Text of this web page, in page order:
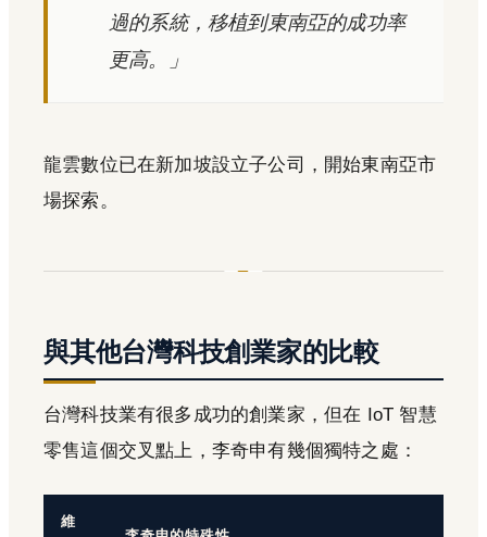
過的系統，移植到東南亞的成功率
更高。」
龍雲數位已在新加坡設立子公司，開始東南亞市
場探索。
與其他台灣科技創業家的比較
台灣科技業有很多成功的創業家，但在 IoT 智慧
零售這個交叉點上，李奇申有幾個獨特之處：
維